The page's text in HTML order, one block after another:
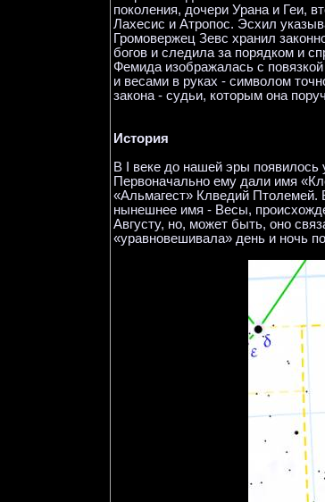
поколения, дочери Урана и Геи,
Лахесис и Атропос. Эсхил
Громовержец Зевс хранил
богов и следила за порядком и
Фемида изображалась с
и весами в руках - символом
закона - судьи, которым она
История
В I веке до нашей эры появилось
Первоначально ему дали имя
«Альмагест» Клведий Птолемей.
нынешнее имя - Весы,
Августу, но, может быть, оно
«уравновешивала» день и ночь